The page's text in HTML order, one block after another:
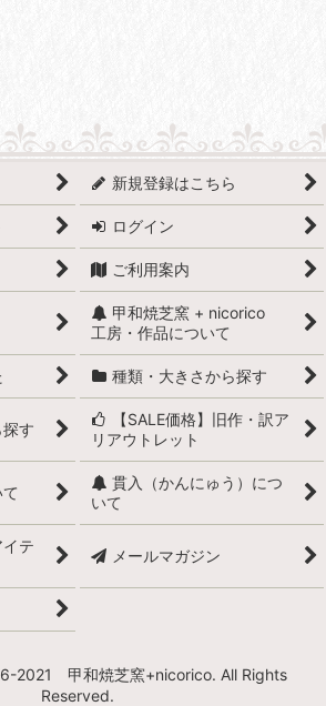
新規登録はこちら
ログイン
ご利用案内
甲和焼芝窯 + nicorico
工房・作品について
種類・大きさから探す
す
【SALE価格】旧作・訳ア
リアウトレット
貫入（かんにゅう）につ
いて
テ
メールマガジン
2021 甲和焼芝窯+nicorico. All Rights
Reserved.